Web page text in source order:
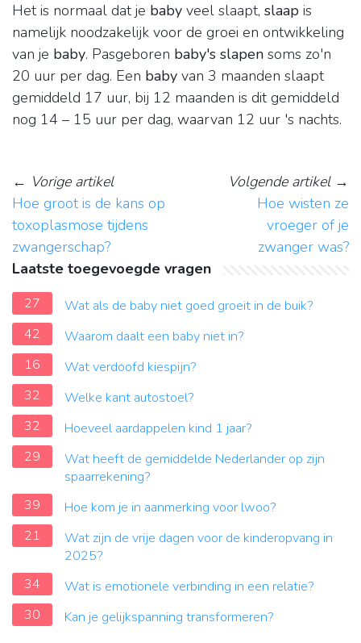
Het is normaal dat je baby veel slaapt, slaap is
namelijk noodzakelijk voor de groei en ontwikkeling
van je baby. Pasgeboren baby's slapen soms zo'n
20 uur per dag. Een baby van 3 maanden slaapt
gemiddeld 17 uur, bij 12 maanden is dit gemiddeld
nog 14 – 15 uur per dag, waarvan 12 uur 's nachts.
← Vorige artikel
Hoe groot is de kans op
toxoplasmose tijdens
zwangerschap?
Volgende artikel→
Hoe wisten ze
vroeger of je
zwanger was?
Laatste toegevoegde vragen
27
Wat als de baby niet goed groeit in de buik?
42
Waarom daalt een baby niet in?
16
Wat verdoofd kiespijn?
32
Welke kant autostoel?
32
Hoeveel aardappelen kind 1 jaar?
29
Wat heeft de gemiddelde Nederlander op zijn
spaarrekening?
39
Hoe kom je in aanmerking voor lwoo?
21
Wat zijn de vrije dagen voor de kinderopvang in
2025?
34
Wat is emotionele verbinding in een relatie?
30
Kan je gelijkspanning transformeren?